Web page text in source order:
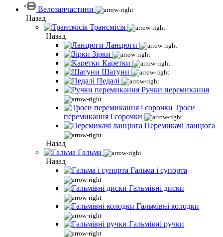
Велозапчастини
Назад
Трансмісія
Назад
Ланцюги
Зірки
Каретки
Шатуни
Педалі
Ручки перемикання
Троси
перемикання і сорочки
Перемикачі ланцюга
Назад
Гальма
Назад
Гальма і супорта
Гальмівні диски
Гальмівні колодки
Гальмівні ручки